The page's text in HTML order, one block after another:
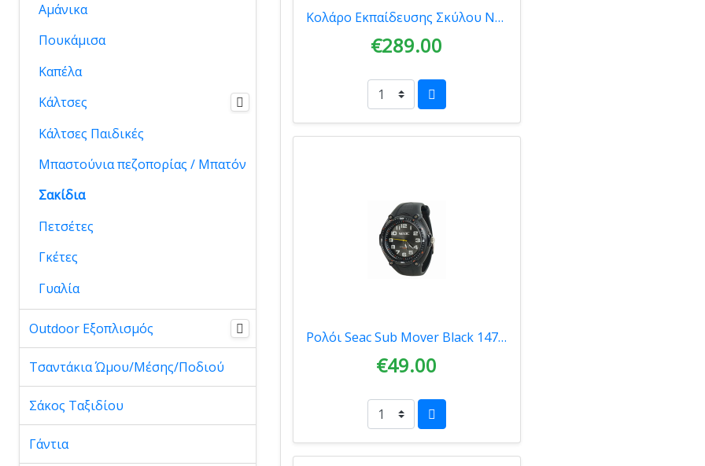
Κολάρο Εκπαίδευσης Σκύλου NUM"AXES Canicom 5.1500
€289.00
Ρολόι Seac Sub Mover Black 1470002520000
€49.00
Αμάνικα
Πουκάμισα
Καπέλα
Κάλτσες
Κάλτσες Παιδικές
Μπαστούνια πεζοπορίας / Μπατόν
Σακίδια
Πετσέτες
Γκέτες
Γυαλία
Outdoor Εξοπλισμός
Τσαντάκια Ώμου/Μέσης/Ποδιού
Σάκος Ταξιδίου
Γάντια